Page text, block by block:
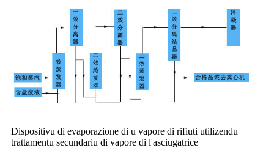
Dispositivu di evaporazione di u vapore di rifiuti utilizendu
trattamentu secundariu di vapore di l'asciugatrice